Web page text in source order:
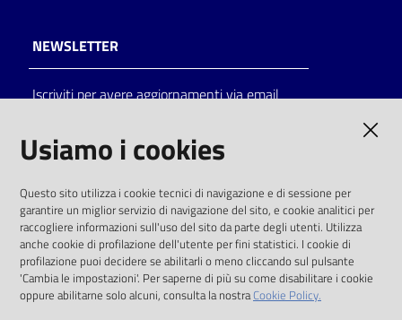
Catalogo
on line
Eventi
Chiedi al
bibliotecario
NEWSLETTER
Iscriviti per avere aggiornamenti via email
solo alle condizioni previste dalla direttiva
comunitaria 2003/98/CE e dal d.lgs. 36/2006
SOCIAL
Instagram
Usiamo i cookies
Questo sito utilizza i cookie tecnici di navigazione e di sessione per
garantire un miglior servizio di navigazione del sito, e cookie analitici per
raccogliere informazioni sull'uso del sito da parte degli utenti. Utilizza
anche cookie di profilazione dell'utente per fini statistici. I cookie di
profilazione puoi decidere se abilitarli o meno cliccando sul pulsante
'Cambia le impostazioni'. Per saperne di più su come disabilitare i cookie
oppure abilitarne solo alcuni, consulta la nostraCookie Policy.